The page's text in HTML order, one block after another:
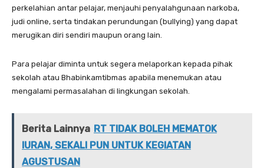
perkelahian antar pelajar, menjauhi penyalahgunaan narkoba,
judi online, serta tindakan perundungan (bullying) yang dapat
merugikan diri sendiri maupun orang lain.
Para pelajar diminta untuk segera melaporkan kepada pihak
sekolah atau Bhabinkamtibmas apabila menemukan atau
mengalami permasalahan di lingkungan sekolah.
Berita Lainnya RT TIDAK BOLEH MEMATOK
IURAN, SEKALI PUN UNTUK KEGIATAN
AGUSTUSAN